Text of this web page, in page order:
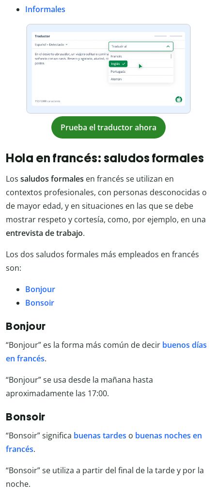
Informales
Prueba el traductor ahora
Hola en francés: saludos formales
Los saludos formales en francés se utilizan en
contextos profesionales, con personas desconocidas o
de mayor edad, y en situaciones en las que se debe
mostrar respeto y cortesía, como, por ejemplo, en una
entrevista de trabajo.
Los dos saludos formales más empleados en francés
son:
Bonjour
Bonsoir
Bonjour
“Bonjour” es la forma más común de decir buenos días
en francés.
“Bonjour” se usa desde la mañana hasta
aproximadamente las 17:00.
Bonsoir
“Bonsoir” significa buenas tardes o buenas noches en
francés.
“Bonsoir” se utiliza a partir del final de la tarde y por la
noche.